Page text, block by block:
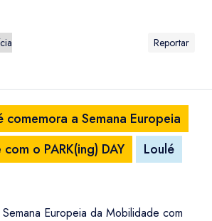
Reportar
comemora a Semana Europeia
o PARK(ing) DAY
Loulé
Europeia da Mobilidade com